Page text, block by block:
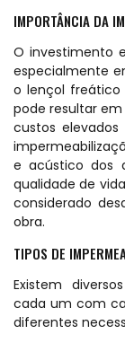
IMPORTÂNCIA DA
O investimento
especialmente
o lençol freático
pode resultar
custos
e acústico dos
qualidade de
considerado
obra.
TIPOS DE
Existem
cada um com
diferentes